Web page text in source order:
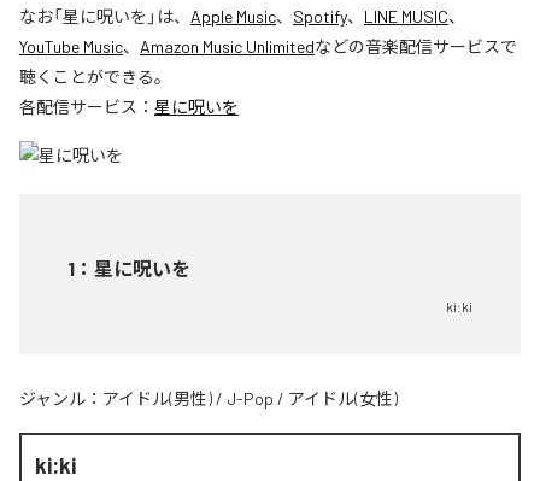
なお「星に呪いを 」は、 Apple Music、 Spotify、 LINE MUSIC、
YouTube Music、 Amazon Music Unlimitedなどの音楽配信サービスで
聴くことができる。
各配信サービス： 星に呪いを
1 ： 星に呪いを
ki:ki
ジャンル： アイドル(男性) / J-Pop / アイドル(女性)
ki:ki